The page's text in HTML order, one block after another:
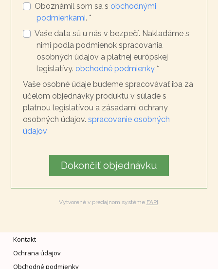
Oboznámil som sa sobchodnými
podmienkami. *
Vaše data sú u nás v bezpečí. Nakladáme s
nimi podla podmienok spracovania
osobných údajov a platnej európskej
legislatívy.obchodné podmienky *
Vaše osobné údaje budeme spracovávať iba za
účelom objednávky produktu v súlade s
platnou legislatívou a zásadami ochrany
osobných údajov.spracovanie osobných
údajov
Dokončiť objednávku
Vytvorené v predajnom systéme FAPI.
Kontakt
Ochrana údajov
Obchodné podmienky